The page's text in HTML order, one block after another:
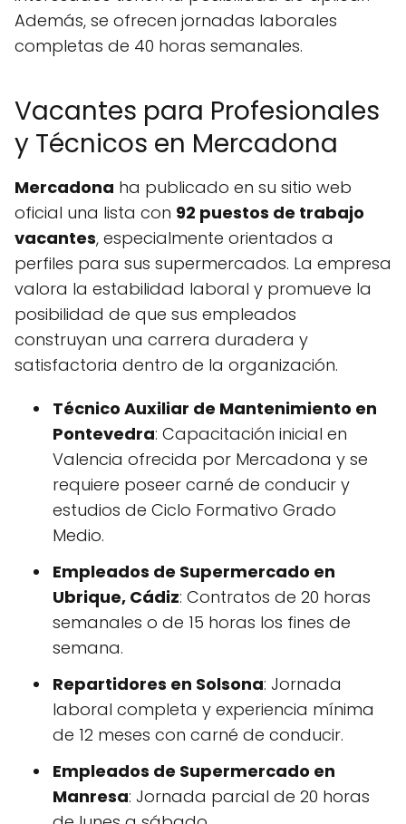
Además, se ofrecen jornadas laborales
completas de 40 horas semanales.
Vacantes para Profesionales
y Técnicos en Mercadona
Mercadona ha publicado en su sitio web
oficial una lista con 92 puestos de trabajo
vacantes, especialmente orientados a
perfiles para sus supermercados. La empresa
valora la estabilidad laboral y promueve la
posibilidad de que sus empleados
construyan una carrera duradera y
satisfactoria dentro de la organización.
Técnico Auxiliar de Mantenimiento en
Pontevedra: Capacitación inicial en
Valencia ofrecida por Mercadona y se
requiere poseer carné de conducir y
estudios de Ciclo Formativo Grado
Medio.
Empleados de Supermercado en
Ubrique, Cádiz: Contratos de 20 horas
semanales o de 15 horas los fines de
semana.
Repartidores en Solsona: Jornada
laboral completa y experiencia mínima
de 12 meses con carné de conducir.
Empleados de Supermercado en
Manresa: Jornada parcial de 20 horas